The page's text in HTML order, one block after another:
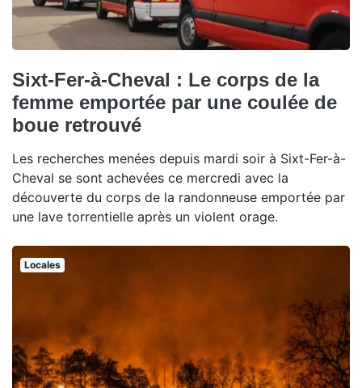
Sixt-Fer-à-Cheval : Le corps de la
femme emportée par une coulée de
boue retrouvé
Les recherches menées depuis mardi soir à Sixt-Fer-à-
Cheval se sont achevées ce mercredi avec la
découverte du corps de la randonneuse emportée par
une lave torrentielle après un violent orage.
Locales